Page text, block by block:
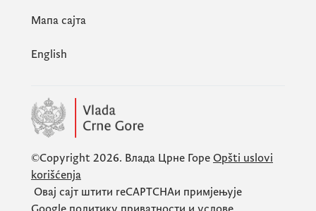
Мапа сајта
English
©Copyright 2026. Влада Црне Горе Opšti uslovi
korišćenja
Овај сајт штити reCAPTCHAи примјењује